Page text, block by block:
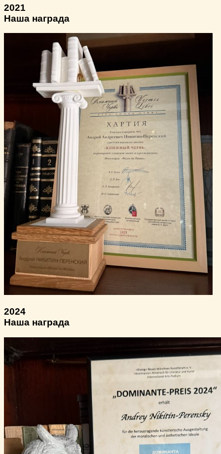
2021
Наша награда
2024
Наша награда